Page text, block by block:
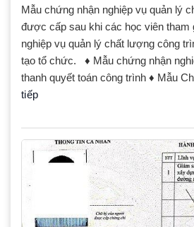
Mẫu chứng nhận nghiệp vụ quản lý
được cấp sau khi các học viên tham
nghiệp vụ quản lý chất lượng công
tạo tổ chức. ♦ Mẫu chứng nhận
thanh quyết toán công trình ♦ Mẫu
tiếp